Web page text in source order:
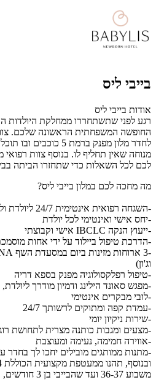
בייבי ליס
אודות בייבי ליס
רגע לפני שתשתחררו ממחלקת
החופשה המשפחתית הראשונה שלכם.
לחדר מלון מפנק ברמת 5
מנוחה שאין תחליף לו. בנוסף צוות
לכם לכל השאלות כדי שתחזרו הביתה
מה מחכה לכם במלון בייבי ליס?
-השגחה רפואית אינטימית 24/7 ליולדת וליילוד
-יחס אישי ואינטימי לכל יולדת
-ייעוץ הנקה IBCLC אישי וקבוצתי
-הדרכת טיפול ביילוד על ידי אחות
וג'ון)
-טיפול רפלקסולוגיה מפנק בספא דריה
-מפגש סאונד הילינג ודמיון מודרך ליולדת,
-לובי מבקרים אינטימי
-עמדת קפה ומתוקים לרשותך 24/7
-שירות ניקיון יומי
-מצעים ומגבות כותנה מצרית לתחושת
-אווירה חמימה, נעימה ומעוצבת
-מתנות ממותגים מובילים יחכו לך בחדר
משבוע 36-37